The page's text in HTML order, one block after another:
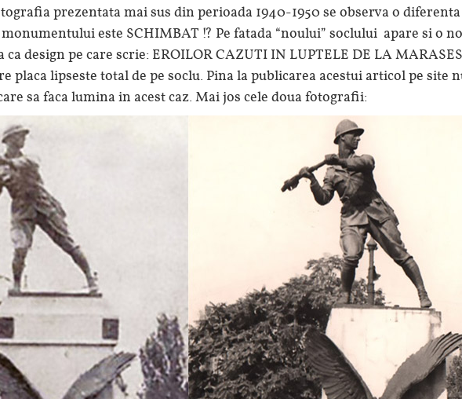
prezentata mai sus din perioada 1940-1950 se observa o
este SCHIMBAT !? Pe fatada “noului” soclului apare si o
design pe care scrie: EROILOR CAZUTI IN LUPTELE DE LA
placa lipseste total de pe soclu. Pina la publicarea acestui articol pe site
sa faca lumina in acest caz. Mai jos cele doua fotografii: